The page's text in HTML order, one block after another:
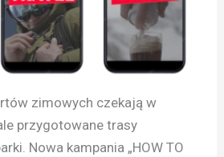
zimowych czekają w
przygotowane trasy
Nowa kampania „HOW TO